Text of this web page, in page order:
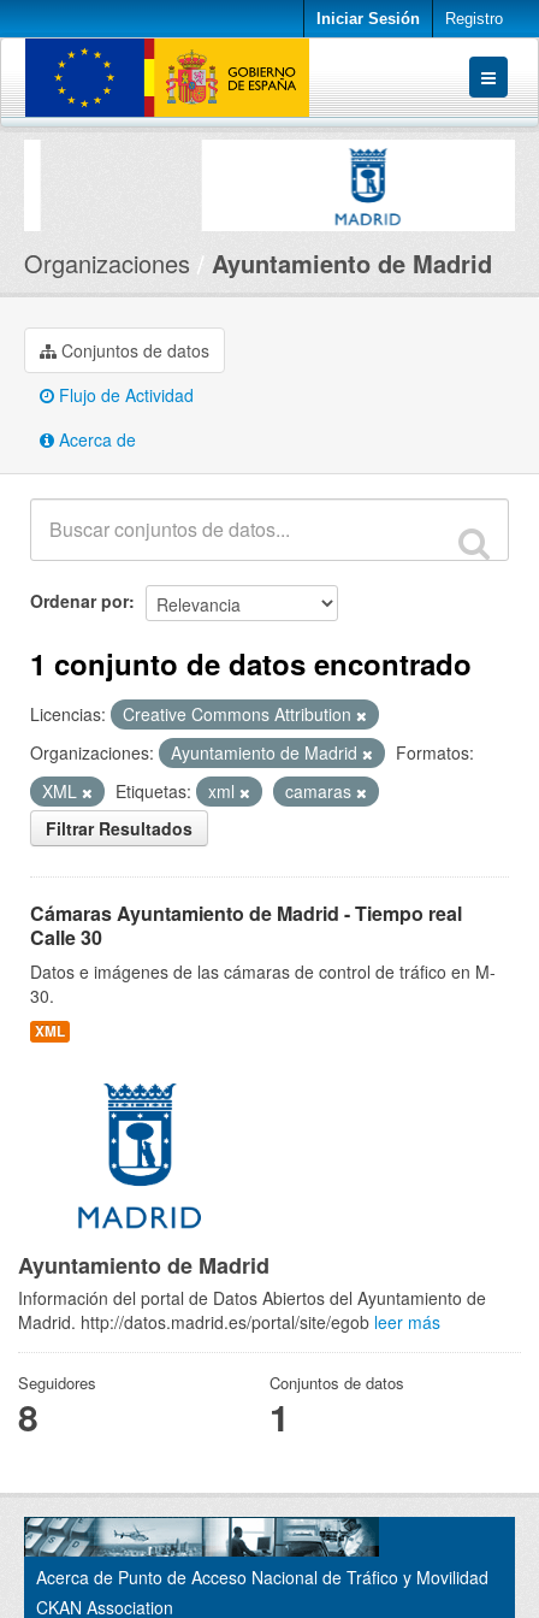
Iniciar Sesión Registro
Conjuntos de datos
Organizaciones Ayuntamiento de Madrid
Conjuntos de datos
Flujo de Actividad
Acerca de
Ordenar por
1 conjunto de datos encontrado
Licencias:
Creative Commons Attribution
Organizaciones:
Ayuntamiento de Madrid
Formatos:
XML
Etiquetas: xml
camaras
Filtrar Resultados
Cámaras Ayuntamiento de Madrid - Tiempo real
Calle 30
Datos e imágenes de las cámaras de control de tráfico en M-
30.
XML
Ayuntamiento de Madrid
Información del portal de Datos Abiertos del Ayuntamiento de
Madrid. http://datos.madrid.es/portal/site/egob leer más
Seguidores
8
Conjuntos de datos
1
Acerca de Punto de Acceso Nacional de Tráfico y Movilidad
CKAN Association